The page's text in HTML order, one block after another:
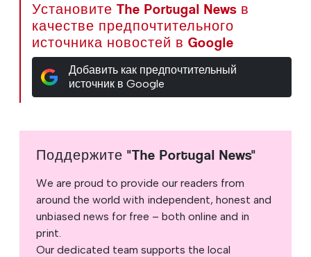
Установите The Portugal News в
качестве предпочтительного
источника новостей в Google
Добавить как предпочтительный
источник в Google
Поддержите "The Portugal News"
We are proud to provide our readers from
around the world with independent, honest and
unbiased news for free – both online and in
print.
Our dedicated team supports the local